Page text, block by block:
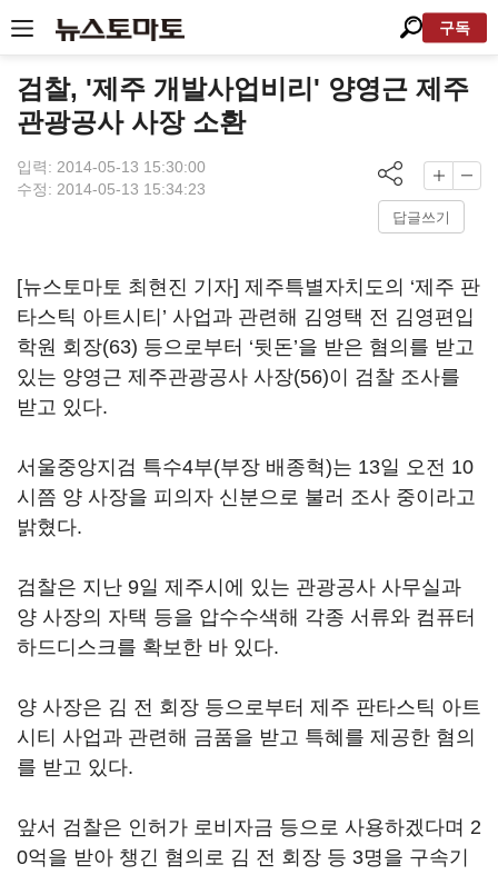
구독
검찰, '제주 개발사업비리' 양영근 제주
관광공사 사장 소환
입력: 2014-05-13 15:30:00
수정: 2014-05-13 15:34:23
답글쓰기
[뉴스토마토 최현진 기자] 제주특별자치도의 ‘제주 판
타스틱 아트시티’ 사업과 관련해 김영택 전 김영편입
학원 회장(63) 등으로부터 ‘뒷돈’을 받은 혐의를 받고
있는 양영근 제주관광공사 사장(56)이 검찰 조사를
받고 있다.
서울중앙지검 특수4부(부장 배종혁)는 13일 오전 10
시쯤 양 사장을 피의자 신분으로 불러 조사 중이라고
밝혔다.
검찰은 지난 9일 제주시에 있는 관광공사 사무실과
양 사장의 자택 등을 압수수색해 각종 서류와 컴퓨터
하드디스크를 확보한 바 있다.
양 사장은 김 전 회장 등으로부터 제주 판타스틱 아트
시티 사업과 관련해 금품을 받고 특혜를 제공한 혐의
를 받고 있다.
앞서 검찰은 인허가 로비자금 등으로 사용하겠다며 2
0억을 받아 챙긴 혐의로 김 전 회장 등 3명을 구속기